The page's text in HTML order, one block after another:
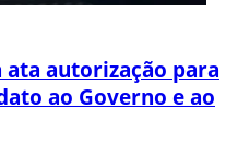
autorização para
ao Governo e ao